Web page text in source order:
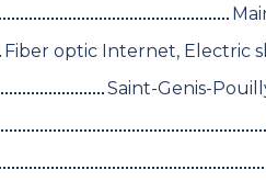
Fiber optic Internet, Electric
Saint-Genis-